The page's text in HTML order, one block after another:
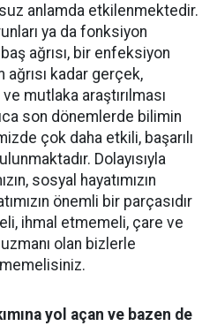
anlamda etkilenmektedir.
ya da fonksiyon
ağrısı, bir enfeksiyon
ağrısı kadar gerçek,
mutlaka araştırılması
son dönemlerde bilimin
çok daha etkili, başarılı
Dolayısıyla
sosyal hayatımızın
önemli bir parçasıdır
ihmal etmemeli, çare ve
olan bizlerle
yol açan ve bazen de